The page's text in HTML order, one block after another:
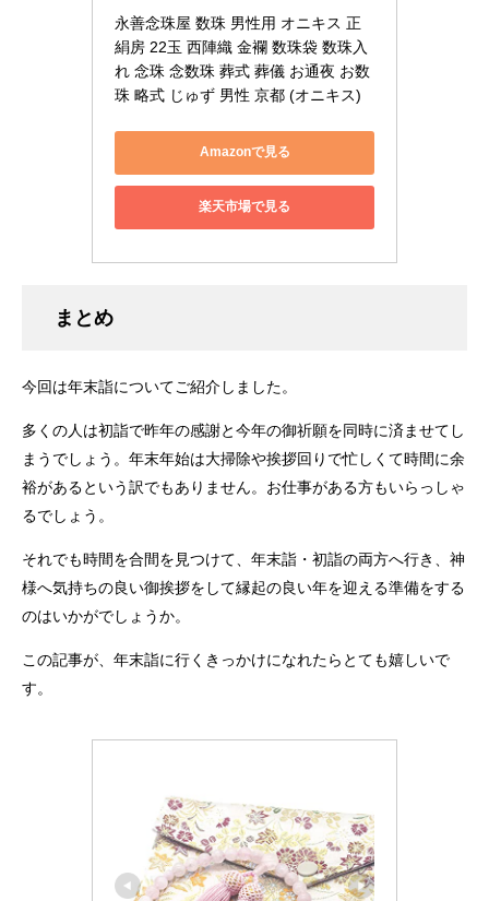
永善念珠屋 数珠 男性用 オニキス 正
絹房 22玉 西陣織 金襴 数珠袋 数珠入
れ 念珠 念数珠 葬式 葬儀 お通夜 お数
珠 略式 じゅず 男性 京都 (オニキス)
Amazonで見る
楽天市場で見る
まとめ
今回は年末詣についてご紹介しました。
多くの人は初詣で昨年の感謝と今年の御祈願を同時に済ませてし
まうでしょう。年末年始は大掃除や挨拶回りで忙しくて時間に余
裕があるという訳でもありません。お仕事がある方もいらっしゃ
るでしょう。
それでも時間を合間を見つけて、年末詣・初詣の両方へ行き、神
様へ気持ちの良い御挨拶をして縁起の良い年を迎える準備をする
のはいかがでしょうか。
この記事が、年末詣に行くきっかけになれたらとても嬉しいで
す。